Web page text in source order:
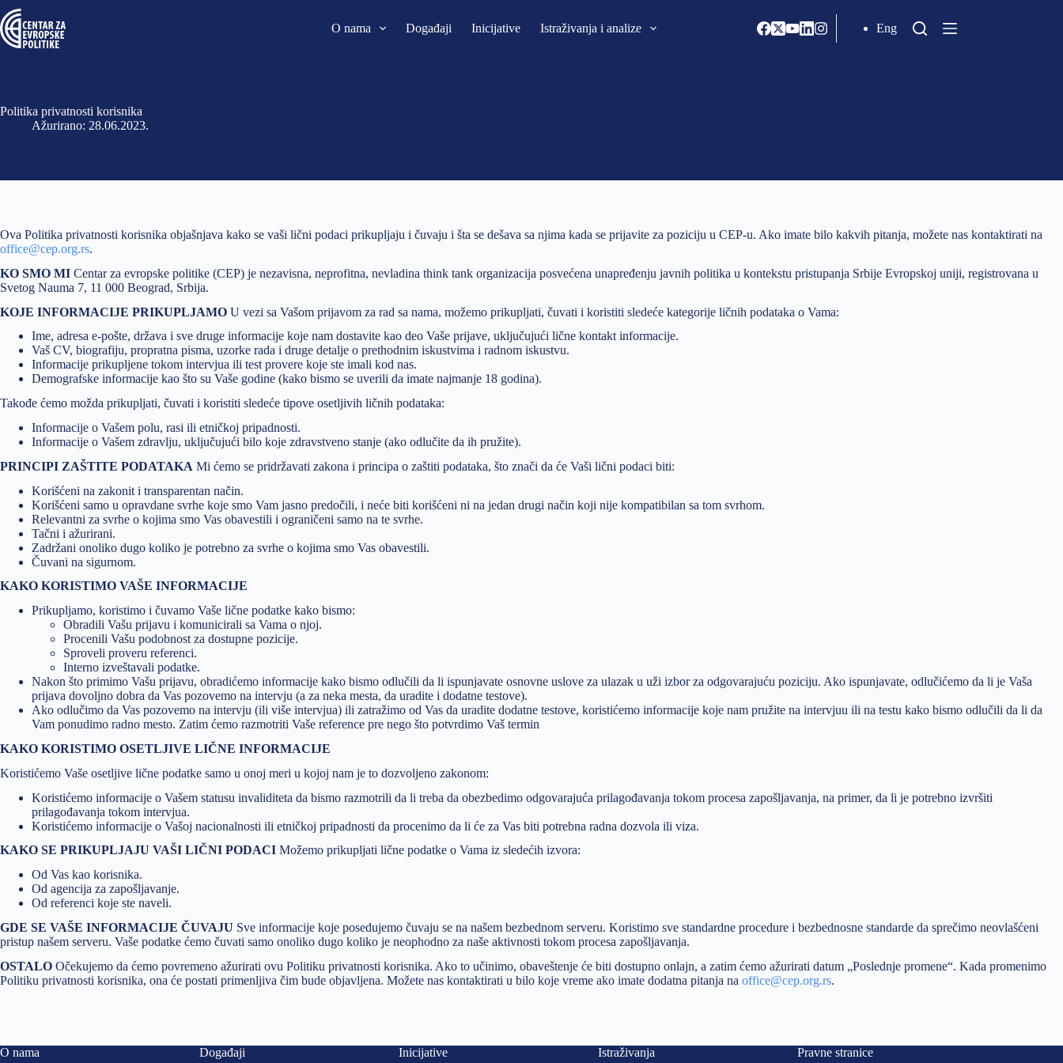
O nama Događaji Inicijative Istraživanja i analize Eng
Politika privatnosti korisnika
Ažurirano: 28.06.2023
Ova Politika privatnosti korisnika objašnjava kako se vaši lični podaci prikupljaju i čuvaju i šta se dešava sa njima kada se prijavite za poziciju u CEP-u. Ako imate bilo kakvih pitanja, možete nas kontaktirati na
office@cep.org.rs.
KO SMO MI Centar za evropske politike (CEP) je nezavisna, neprofitna, nevladina think tank organizacija posvećena unapređenju javnih politika u kontekstu pristupanja Srbije Evropskoj uniji, registrovana u
Svetog Nauma 7, 11 000 Beograd, Srbija.
KOJE INFORMACIJE PRIKUPLJAMO U vezi sa Vašom prijavom za rad sa nama, možemo prikupljati, čuvati i koristiti sledeće kategorije ličnih podataka o Vama:
Ime, adresa e-pošte, država i sve druge informacije koje nam dostavite kao deo Vaše prijave, uključujući lične kontakt informacije.
Vaš CV, biografiju, propratna pisma, uzorke rada i druge detalje o prethodnim iskustvima i radnom iskustvu.
Informacije prikupljene tokom intervjua ili test provere koje ste imali kod nas.
Demografske informacije kao što su Vaše godine (kako bismo se uverili da imate najmanje 18 godina).
Takođe ćemo možda prikupljati, čuvati i koristiti sledeće tipove osetljivih ličnih podataka:
Informacije o Vašem polu, rasi ili etničkoj pripadnosti.
Informacije o Vašem zdravlju, uključujući bilo koje zdravstveno stanje (ako odlučite da ih pružite).
PRINCIPI ZAŠTITE PODATAKA Mi ćemo se pridržavati zakona i principa o zaštiti podataka, što znači da će Vaši lični podaci biti:
Korišćeni na zakonit i transparentan način.
Korišćeni samo u opravdane svrhe koje smo Vam jasno predočili, i neće biti korišćeni ni na jedan drugi način koji nije kompatibilan sa tom svrhom.
Relevantni za svrhe o kojima smo Vas obavestili i ograničeni samo na te svrhe.
Tačni i ažurirani.
Zadržani onoliko dugo koliko je potrebno za svrhe o kojima smo Vas obavestili.
Čuvani na sigurnom.
KAKO KORISTIMO VAŠE INFORMACIJE
Prikupljamo, koristimo i čuvamo Vaše lične podatke kako bismo:
Obradili Vašu prijavu i komunicirali sa Vama o njoj.
Procenili Vašu podobnost za dostupne pozicije.
Sproveli proveru referenci.
Interno izveštavali podatke.
Nakon što primimo Vašu prijavu, obradićemo informacije kako bismo odlučili da li ispunjavate osnovne uslove za ulazak u uži izbor za odgovarajuću poziciju. Ako ispunjavate, odlučićemo da li je Vaša
prijava dovoljno dobra da Vas pozovemo na intervju (a za neka mesta, da uradite i dodatne testove).
Ako odlučimo da Vas pozovemo na intervju (ili više intervjua) ili zatražimo od Vas da uradite dodatne testove, koristićemo informacije koje nam pružite na intervjuu ili na testu kako bismo odlučili da li da
Vam ponudimo radno mesto. Zatim ćemo razmotriti Vaše reference pre nego što potvrdimo Vaš termin
KAKO KORISTIMO OSETLJIVE LIČNE INFORMACIJE
Koristićemo Vaše osetljive lične podatke samo u onoj meri u kojoj nam je to dozvoljeno zakonom:
Koristićemo informacije o Vašem statusu invaliditeta da bismo razmotrili da li treba da obezbedimo odgovarajuća prilagođavanja tokom procesa zapošljavanja, na primer, da li je potrebno izvršiti
prilagođavanja tokom intervjua.
Koristićemo informacije o Vašoj nacionalnosti ili etničkoj pripadnosti da procenimo da li će za Vas biti potrebna radna dozvola ili viza.
KAKO SE PRIKUPLJAJU VAŠI LIČNI PODACI Možemo prikupljati lične podatke o Vama iz sledećih izvora:
Od Vas kao korisnika.
Od agencija za zapošljavanje.
Od referenci koje ste naveli.
GDE SE VAŠE INFORMACIJE ČUVAJU Sve informacije koje posedujemo čuvaju se na našem bezbednom serveru. Koristimo sve standardne procedure i bezbednosne standarde da sprečimo neovlašćeni
pristup našem serveru. Vaše podatke ćemo čuvati samo onoliko dugo koliko je neophodno za naše aktivnosti tokom procesa zapošljavanja.
OSTALO Očekujemo da ćemo povremeno ažurirati ovu Politiku privatnosti korisnika. Ako to učinimo, obaveštenje će biti dostupno onlajn, a zatim ćemo ažurirati datum „Poslednje promene“. Kada promenimo
Politiku privatnosti korisnika, ona će postati primenljiva čim bude objavljena. Možete nas kontaktirati u bilo koje vreme ako imate dodatna pitanja na office@cep.org.rs.
O nama Događaji Inicijative Istraživanja Pravne stranice